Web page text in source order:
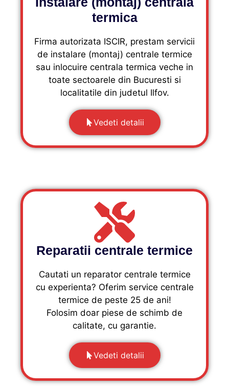
termica
Firma autorizata ISCIR, prestam servicii
de instalare (montaj) centrale termice
sau inlocuire centrala termica veche in
toate sectoarele din Bucuresti si
localitatile din judetul Ilfov.
Vedeti detalii
Reparatii centrale termice
Cautati un reparator centrale termice
cu experienta? Oferim service centrale
termice de peste 25 de ani!
Folosim doar piese de schimb de
calitate, cu garantie.
Vedeti detalii